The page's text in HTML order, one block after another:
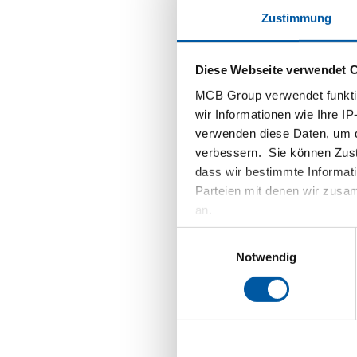
Zustimmung
Diese Webseite verwendet
MCB Group verwendet
wir Informationen wie Ihre
verwenden diese Daten, um
verbessern. Sie können
dass wir bestimmte
Parteien mit denen wir
an.
Notwendig
Wer
müssen
ist